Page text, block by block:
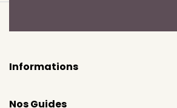
Informations
Nos Guides